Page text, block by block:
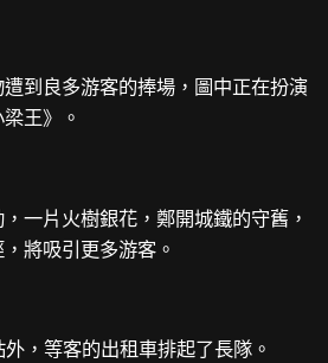
到良多游客的捧場，圖中正在扮演
王》。
一片火樹銀花，鄭開城鐵的守舊，
將吸引更多游客。
，等客的出租車排起了長隊。